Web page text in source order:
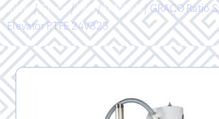
Inicio/Graco/PRO/FAMSAN/ GRACO Ratio
Elevator PTFE 24V323